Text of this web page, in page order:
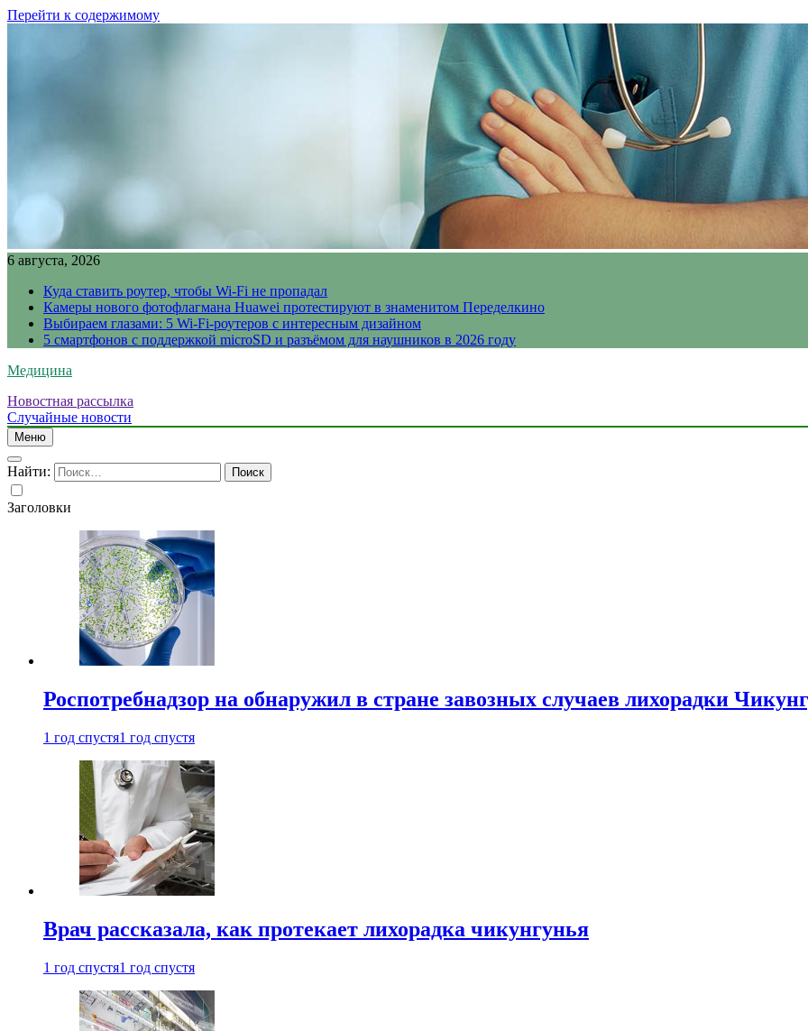
Перейти к содержимому
6 августа, 2026
Куда ставить роутер, чтобы Wi-Fi не пропадал
Камеры нового фотофлагмана Huawei протестируют в знаменитом Переделкино
Выбираем глазами: 5 Wi-Fi-роутеров с интересным дизайном
5 смартфонов с поддержкой microSD и разъёмом для наушников в 2026 году
Медицина
Новостная рассылка
Случайные новости
Меню
Найти:
Заголовки
Роспотребнадзор на обнаружил в стране завозных случаев лихорадки
1 год спустя1 год спустя
Врач рассказала, как протекает лихорадка чикунгунья
1 год спустя1 год спустя